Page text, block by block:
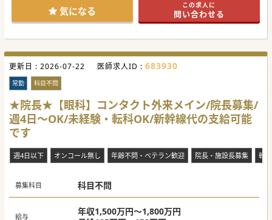
#秋入職可気になる この求人に
問い合わせる
更新日 : 2026-07-22 医師求人ID : 683930
常勤 科目不問
★院長★【眼科】コンタクト外来メイン/院長募集/
週4日～OK/未経験・転科OK/新幹線代の支給可能
です
週4日以下 オンコール無し 年齢不問・ベテラン歓迎 院長・施設長募集 転
募集科目 科目不問
給与
年収1,500万円～1,800万円